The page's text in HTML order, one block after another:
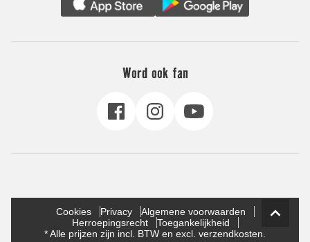
Word ook fan
Cookies Privacy
Algemene voorwaarden
Herroepingsrecht
Toegankelijkheid
* Alle prijzen zijn incl. BTW en excl. verzendkosten.